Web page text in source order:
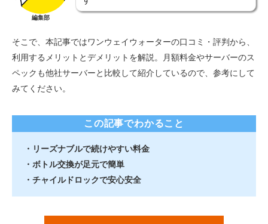
編集部
そこで、本記事ではワンウェイウォーターの口コミ・評判から、
利用するメリットとデメリットを解説。月額料金やサーバーのス
ペックも他社サーバーと比較して紹介しているので、参考にして
みてください。
この記事でわかること
・リーズナブルで続けやすい料金
・ボトル交換が足元で簡単
・チャイルドロックで安心安全